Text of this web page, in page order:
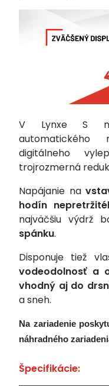
V Lynxe S
automatického
digitálneho
trojrozmerná
Napájanie na
hodín
najväčšiu výdrž
spánku.
Disponuje tiež
vodeodolnosť a
vhodný aj do
a sneh.
Na zariadenie
náhradného
Špecifikácie: